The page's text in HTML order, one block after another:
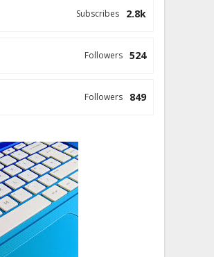
2.8k
Subscribes
524
Followers
849
Followers